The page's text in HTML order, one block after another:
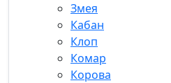
Змея
Кабан
Клоп
Комар
Корова